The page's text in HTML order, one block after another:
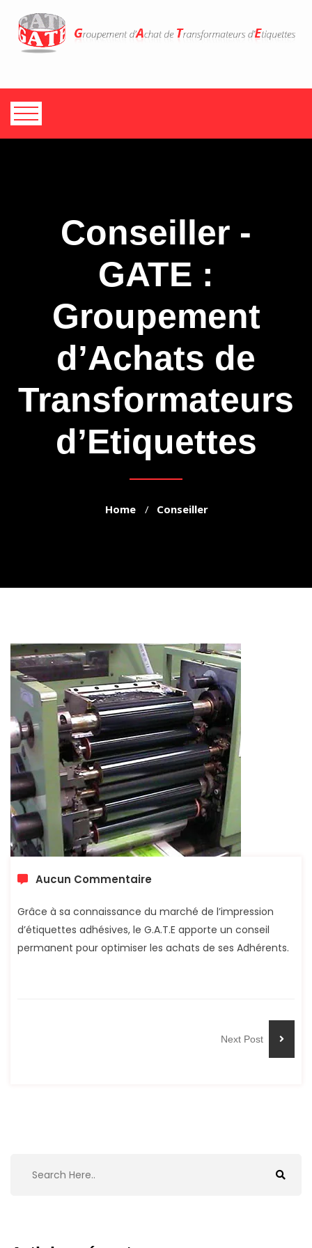
Conseiller -
GATE :
Groupement
d’Achats de
Transformateurs
d’Etiquettes
Home Conseiller
Aucun Commentaire
Grâce à sa connaissance du marché de l’impression
d’étiquettes adhésives, le G.A.T.E apporte un conseil
permanent pour optimiser les achats de ses Adhérents.
Next Post